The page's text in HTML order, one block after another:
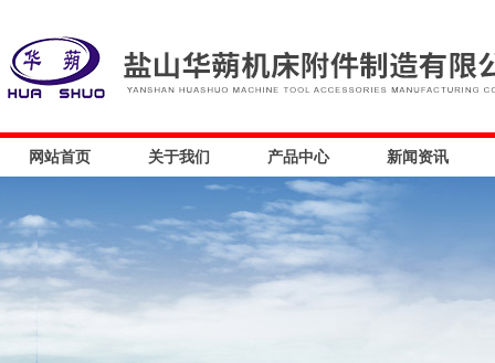
网站首页 关于我们 产品中心 新闻资讯